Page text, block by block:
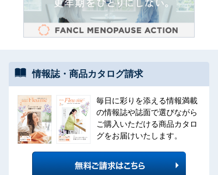
情報誌・ 商品カタログ請求
毎日に彩りを添える情報満載
の情報誌や誌面で選びながら
ご購入いただける商品カタロ
グをお届けいたします。